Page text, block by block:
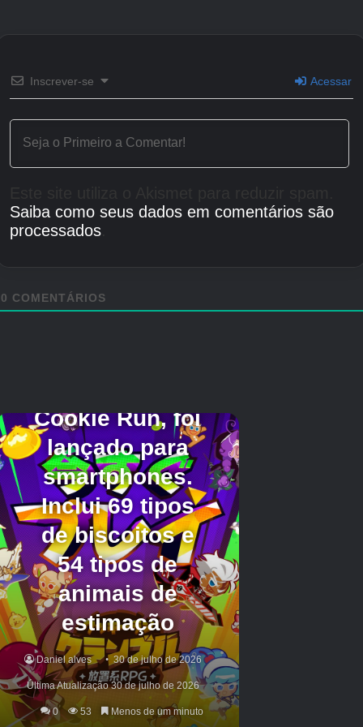
Inscrever-se Acessar
Saiba como seus dados em comentários são
processados.
0 COMENTÁRIOS